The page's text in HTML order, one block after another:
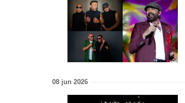
08 jun 2026